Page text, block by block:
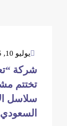
يوليو 10, 2025
شركة
تختتم
سلاسل
السعودي 2025